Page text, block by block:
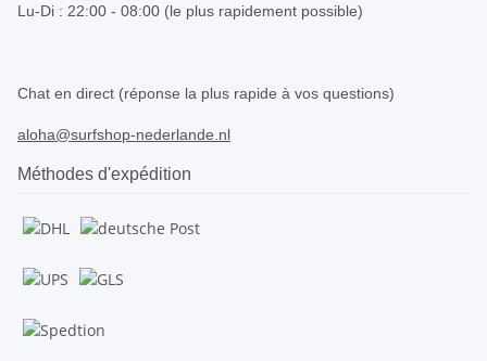
Lu-Di : 22:00 - 08:00 (le plus rapidement possible)
Chat en direct (réponse la plus rapide à vos questions)
aloha@surfshop-nederlande.nl
Méthodes d'expédition